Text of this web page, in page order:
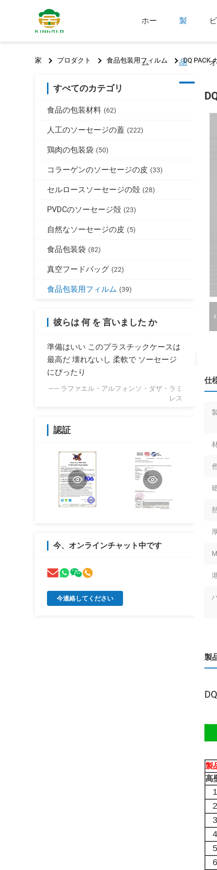
ホー
ム
製
品 オ
家 プロダクト 食品包装用フィルム DQ PACK
すべてのカテゴリ
食品の包装材料 (62)
人工のソーセージの蓋 (222)
鶏肉の包装袋 (50)
コラーゲンのソーセージの皮 (33)
セルロースソーセージの殻 (28)
PVDCのソーセージ殻 (23)
自然なソーセージの皮 (5)
食品包装袋 (82)
真空フードバッグ (22)
食品包装用フィルム (39)
彼らは 何 を 言いました か
準備はいい このプラスチックケースは
最高だ 壊れないし 柔軟で ソーセージ
にぴったり
—— ラファエル・アルフォンソ・ダザ・ラミ
レス
認証
今、オンラインチャット中です
今連絡してください
仕
製
製
高
1
2
3
4
5
6